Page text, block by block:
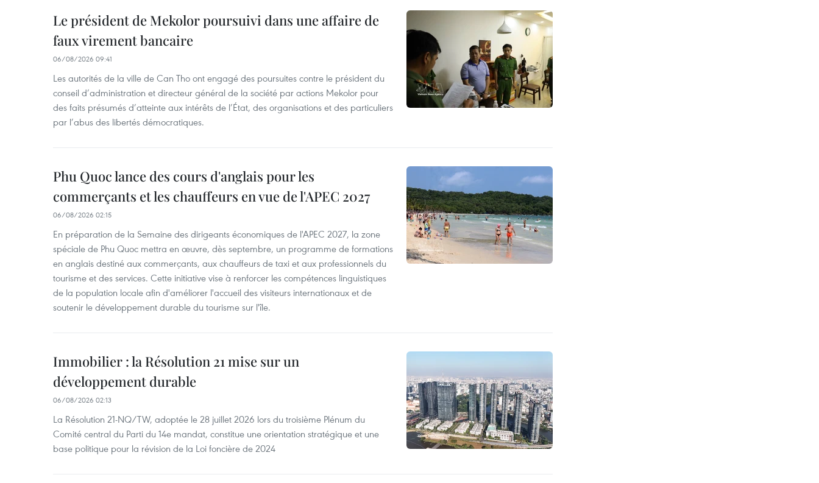
Le président de Mekolor poursuivi dans une affaire de
faux virement bancaire
06/08/2026 09:41
Les autorités de la ville de Can Tho ont engagé des poursuites contre le président du
conseil d’administration et directeur général de la société par actions Mekolor pour
des faits présumés d’atteinte aux intérêts de l’État, des organisations et des particuliers
par l’abus des libertés démocratiques.
Phu Quoc lance des cours d'anglais pour les
commerçants et les chauffeurs en vue de l'APEC 2027
06/08/2026 02:15
En préparation de la Semaine des dirigeants économiques de l'APEC 2027, la zone
spéciale de Phu Quoc mettra en œuvre, dès septembre, un programme de formations
en anglais destiné aux commerçants, aux chauffeurs de taxi et aux professionnels du
tourisme et des services. Cette initiative vise à renforcer les compétences linguistiques
de la population locale afin d'améliorer l'accueil des visiteurs internationaux et de
soutenir le développement durable du tourisme sur l'île.
Immobilier : la Résolution 21 mise sur un
développement durable
06/08/2026 02:13
La Résolution 21-NQ/TW, adoptée le 28 juillet 2026 lors du troisième Plénum du
Comité central du Parti du 14e mandat, constitue une orientation stratégique et une
base politique pour la révision de la Loi foncière de 2024